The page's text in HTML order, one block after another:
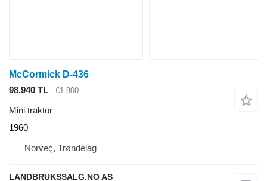
McCormick D-436
98.940 TL
€1.800
Mini traktör
1960
Norveç, Trøndelag
LANDBRUKSSALG.NO AS